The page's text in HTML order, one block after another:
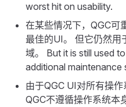
worst hit on usability.
在某些情况下，QGC可
最佳的UI。 但它仍然用
域。 But it is still used
additional maintenance
由于QGC UI对所有操
QGC不遵循操作系统本